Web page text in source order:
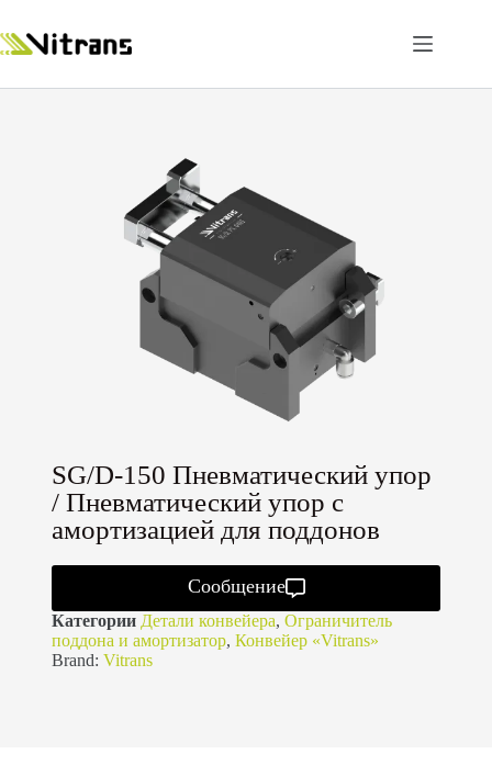
SG/D-150 Пневматический упор
/ Пневматический упор с
амортизацией для поддонов
Сообщение
Категории Детали конвейера, Ограничитель
поддона и амортизатор, Конвейер «Vitrans»
Brand: Vitrans